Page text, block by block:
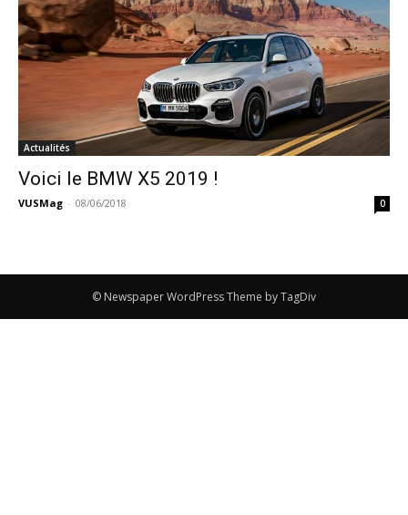
Actualités
Voici le BMW X5 2019 !
VUSMag - 08/06/2018 0
© Newspaper WordPress Theme by TagDiv